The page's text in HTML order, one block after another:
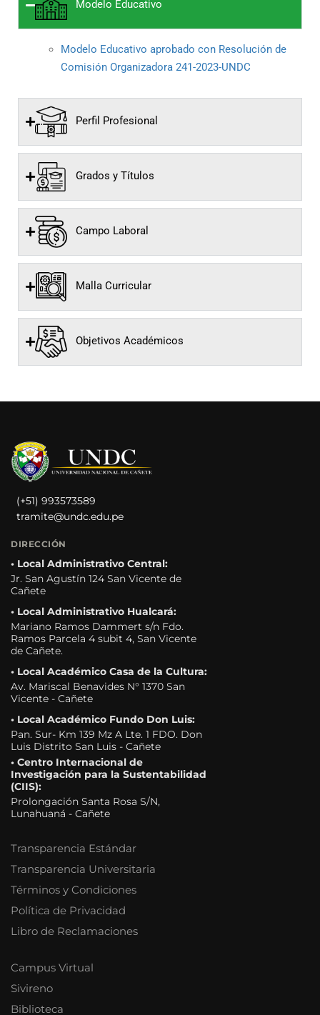
Modelo Educativo
Modelo Educativo aprobado con Resolución de
Comisión Organizadora 241-2023-UNDC
Perfil Profesional
Grados y Títulos
Campo Laboral
Malla Curricular
Objetivos Académicos
(+51) 993573589
tramite@undc.edu.pe
DIRECCIÓN
• Local Administrativo Central:
Jr. San Agustín 124 San Vicente de
Cañete
• Local Administrativo Hualcará:
Mariano Ramos Dammert s/n Fdo.
Ramos Parcela 4 subit 4, San Vicente
de Cañete.
• Local Académico Casa de la Cultura:
Av. Mariscal Benavides N° 1370 San
Vicente - Cañete
• Local Académico Fundo Don Luis:
Pan. Sur- Km 139 Mz A Lte. 1 FDO. Don
Luis Distrito San Luis - Cañete
• Centro Internacional de
Investigación para la Sustentabilidad
(CIIS):
Prolongación Santa Rosa S/N,
Lunahuaná - Cañete
Transparencia Estándar
Transparencia Universitaria
Términos y Condiciones
Política de Privacidad
Libro de Reclamaciones
Campus Virtual
Sivireno
Biblioteca